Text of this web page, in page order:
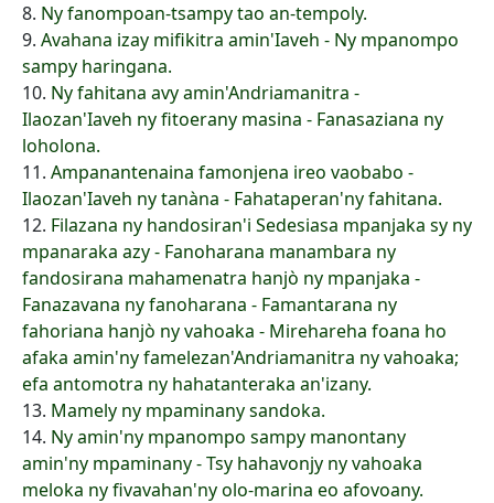
8. Ny fanompoan-tsampy tao an-tempoly.
9. Avahana izay mifikitra amin'Iaveh - Ny mpanompo
sampy haringana.
10. Ny fahitana avy amin'Andriamanitra -
Ilaozan'Iaveh ny fitoerany masina - Fanasaziana ny
loholona.
11. Ampanantenaina famonjena ireo vaobabo -
Ilaozan'Iaveh ny tanàna - Fahataperan'ny fahitana.
12. Filazana ny handosiran'i Sedesiasa mpanjaka sy ny
mpanaraka azy - Fanoharana manambara ny
fandosirana mahamenatra hanjò ny mpanjaka -
Fanazavana ny fanoharana - Famantarana ny
fahoriana hanjò ny vahoaka - Mirehareha foana ho
afaka amin'ny famelezan'Andriamanitra ny vahoaka;
efa antomotra ny hahatanteraka an'izany.
13. Mamely ny mpaminany sandoka.
14. Ny amin'ny mpanompo sampy manontany
amin'ny mpaminany - Tsy hahavonjy ny vahoaka
meloka ny fivavahan'ny olo-marina eo afovoany.